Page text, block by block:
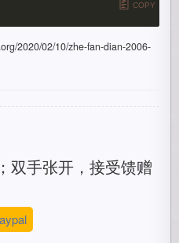
COPY
2020/02/10/zhe-fan-dian-2006-
双手张开，接受馈赠